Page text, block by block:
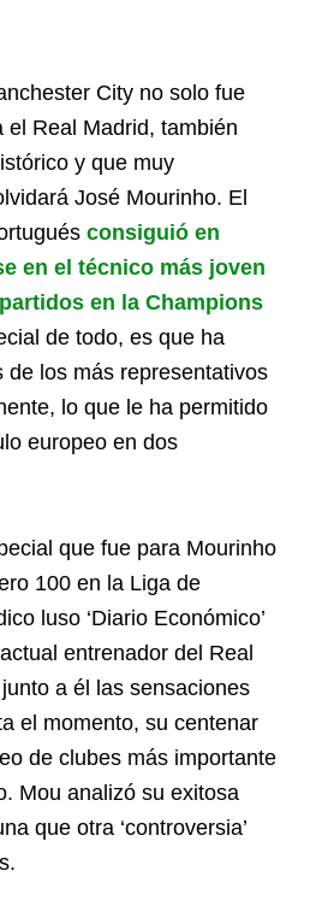
City no solo fue
el Real Madrid, también
y que muy
José Mourinho. El
consiguió en
en el técnico más joven
en la Champions
de todo, es que ha
de los más representativos
lo que le ha permitido
europeo en dos
que fue para Mourinho
100 en la Liga de
luso ‘Diario Económico’
entrenador del Real
a él las sensaciones
el momento, su centenar
de clubes más importante
Mou analizó su exitosa
que otra ‘controversia’